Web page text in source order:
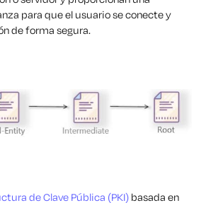
para que el usuario se conecte y
de forma segura.
de Clave Pública (PKI) basada en